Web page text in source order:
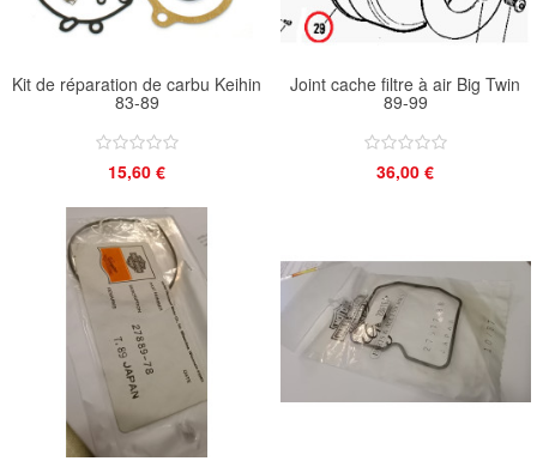
Kit de réparation de carbu Keihin
83-89
15,60 €
Joint cache filtre à air Big Twin
89-99
36,00 €